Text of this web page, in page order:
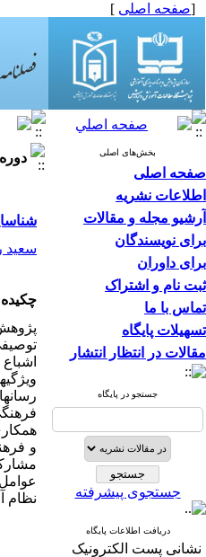
[صفحه اصلی ]
بخش‌های اصلی
صفحه اصلی
اطلاعات نشریه
آرشیو مجله و مقالات
برای نویسندگان
برای داوران
ثبت نام و اشتراک
تماس با ما
تسهیلات پایگاه
مقالات در انتظار انتشار
جستجو در پایگاه
جستجوی پیشرفته
دریافت اطلاعات پایگاه
نشانی پست الکترونیک
دوره ۳۵، شماره ۱ - ( ۳-۱۳۹۸ )
سعید
و
نظام